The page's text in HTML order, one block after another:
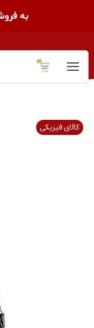
به
کالای فیزیکی